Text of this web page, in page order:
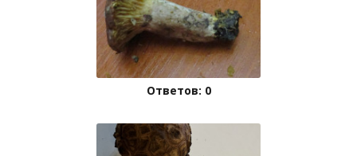
Ответов: 0